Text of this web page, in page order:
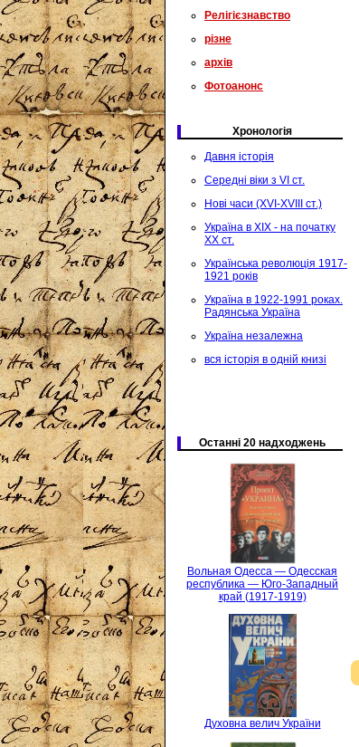
Релігієзнавство
різне
архів
Фотоанонс
Хронологія
Давня історія
Середні віки з VI ст.
Нові часи (XVI-XVIII ст.)
Україна в XIX - на початку
XX ст.
Українська революція 1917-
1921 років
Україна в 1922-1991 роках.
Радянська Україна
Україна незалежна
вся історія в одній книзі
Останні 20 надходжень
Вольная Одесса — Одесская
республика — Юго-Западный
край (1917-1919)
Духовна велич України